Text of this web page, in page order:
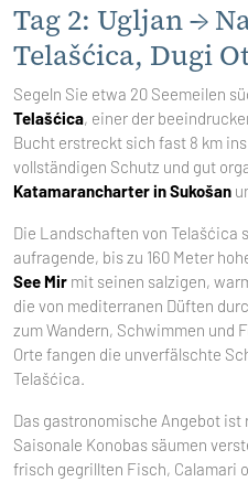
Tag 2: Ugljan →
Telašćica, Dugi
Segeln Sie etwa 20 Seemeilen
Telašćica, einer der
Bucht erstreckt sich fast 8 km
vollständigen Schutz und gut
Katamarancharter in Sukošan
Die Landschaften von Telašćica
aufragende, bis zu 160 Meter
See Mir mit seinen salzigen,
die von mediterranen Düften
zum Wandern, Schwimmen und
Orte fangen die unverfälschte
Telašćica.
Das gastronomische Angebot
Saisonale Konobas säumen
frisch gegrillten Fisch, Calamari